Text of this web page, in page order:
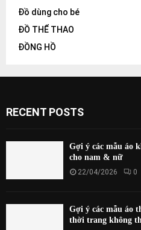
Đồ dùng cho bé
ĐỒ THỂ THAO
ĐỒNG HỒ
RECENT POSTS
Gợi ý các mẫu áo
cho nam & nữ
22/04/2026 0
Gợi ý các mẫu áo
thời trang không